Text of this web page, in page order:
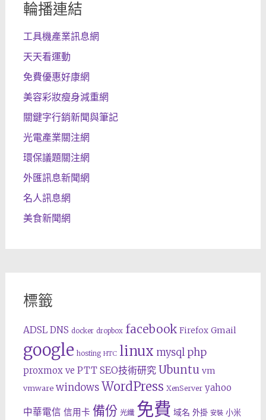
輪播連結
工具機產業訊息網
天天看運動
免費優惠好康網
美容彩妝瘦身減重網
關鍵字行銷新聞與筆記
光電產業關注網
環保議題關注網
外匯訊息新聞網
名人訊息網
美食新聞網
標籤
ADSL DNS docker dropbox facebook Firefox Gmail
google hosting HTC linux mysql php
proxmox ve PTT SEO技術研究 Ubuntu vm
vmware windows WordPress XenServer yahoo
中華電信 信用卡 備份 光纖 免費 域名 外掛 安裝 小米